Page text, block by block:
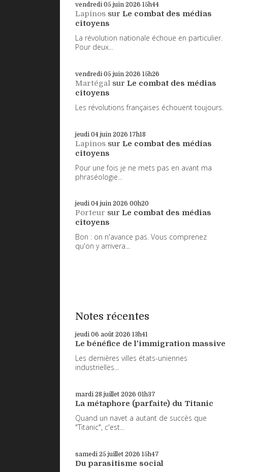
vendredi 05 juin 2026 15h44
Lapinos sur Le combat des médias
citoyens
La révolution nationale échoue en particulier.
Pour deux...
vendredi 05 juin 2026 15h26
Martégal sur Le combat des médias
citoyens
Les révolutions françaises échouent toujours.
jeudi 04 juin 2026 17h18
Lapinos sur Le combat des médias
citoyens
Pour une fois je ne mets pas en avant ma
phraséologie...
jeudi 04 juin 2026 00h20
Porteur sur Le combat des médias
citoyens
Bon : on n'avance pas. Vous comprenez
qu'on y arrivera...
Notes récentes
jeudi 06 août 2026 13h41
Le bénéfice de l'immigration massive
Les dernières villes états-uniennes
industrielles...
mardi 28 juillet 2026 01h37
La métaphore (parfaite) du Titanic
Quand un navet a autant de succès que
"Titanic", c'est...
samedi 25 juillet 2026 15h47
Du parasitisme social